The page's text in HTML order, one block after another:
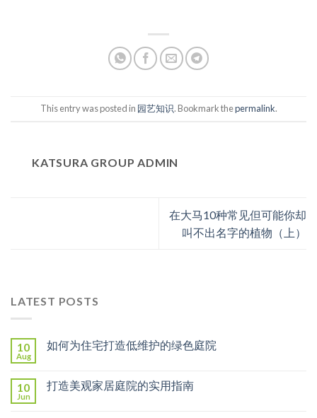
This entry was posted in 园艺知识. Bookmark thepermalink.
KATSURA GROUP ADMIN
在大马10种常见但可能你却
叫不出名字的植物（上）
LATEST POSTS
10
Aug
如何为住宅打造低维护的绿色庭院
10
Jun
打造美观家居庭院的实用指南